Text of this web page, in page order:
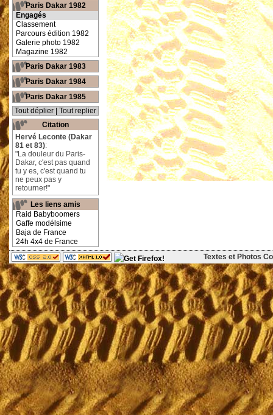
Paris Dakar 1982
Engagés
Classement
Parcours édition 1982
Galerie photo 1982
Magazine 1982
Paris Dakar 1983
Paris Dakar 1984
Paris Dakar 1985
Tout déplier
Tout replier
Citation
Hervé Leconte (Dakar
81 et 83):
"La douleur du Paris-
Dakar, c'est pas quand
tu y es, c'est quand tu
ne peux pas y
retourner!"
Les liens amis
Raid Babyboomers
Gaffe modélsime
Baja de France
24h 4x4 de France
Textes et Photos